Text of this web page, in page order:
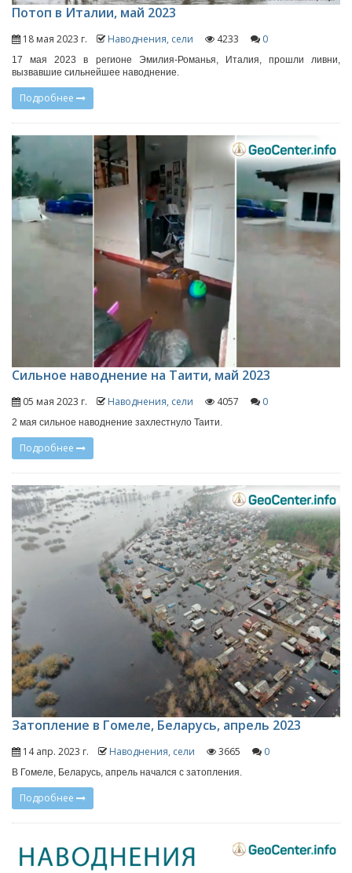
Потоп в Италии, май 2023
18 мая 2023 г. Наводнения, сели 4233 0
17 мая 2023 в регионе Эмилия-Романья, Италия, прошли ливни,
вызвавшие сильнейшее наводнение.
Подробнее
Сильное наводнение на Таити, май 2023
05 мая 2023 г. Наводнения, сели 4057 0
2 мая сильное наводнение захлестнуло Таити.
Подробнее
Затопление в Гомеле, Беларусь, апрель 2023
14 апр. 2023 г. Наводнения, сели 3665 0
В Гомеле, Беларусь, апрель начался с затопления.
Подробнее